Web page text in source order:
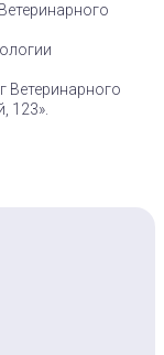
Ветеринарного
123».